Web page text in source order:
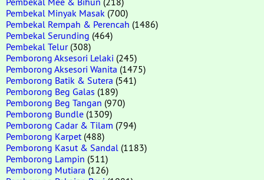
Pembekal Minyak Masak (700)
Pembekal Rempah & Perencah (1486)
Pembekal Serunding (464)
Pembekal Telur(308)
Pemborong Aksesori Lelaki (245)
Pemborong Aksesori Wanita (1475)
Pemborong Batik & Sutera (541)
Pemborong Beg Galas (189)
Pemborong Beg Tangan (970)
Pemborong Bundle (1309)
Pemborong Cadar & Tilam (794)
Pemborong Karpet (488)
Pemborong Kasut & Sandal (1183)
Pemborong Lampin (511)
Pemborong Mutiara (126)